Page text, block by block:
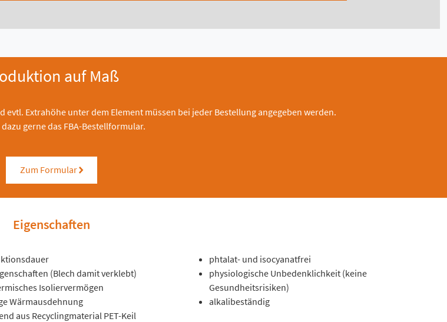
auf Maß
Extrahöhe unter dem Element müssen bei jeder Bestellung angegeben werden.
dazu gerne das FBA-Bestellformular.
Zum Formularright
Eigenschaften
(Blech damit verklebt)
Isoliervermögen
Wärmausdehnung
aus Recyclingmaterial PET-Keil
phtalat- und isocyanatfrei
physiologische Unbedenklichkeit (keine
Gesundheitsrisiken)
alkalibeständig